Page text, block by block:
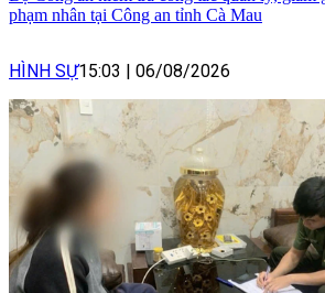
phạm nhân tại Công an tỉnh Cà Mau
HÌNH SỰ15:03 06/08/2026